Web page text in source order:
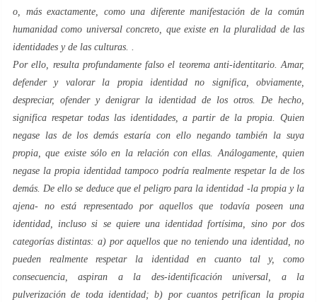
o, más exactamente, como una diferente manifestación de la común
humanidad como universalconcreto, que existe en la pluralidad de las
identidades y de las culturas. .
Por ello, resulta profundamente falso el teorema anti-identitario. Amar,
defender y valorar la propia identidad no significa, obviamente,
despreciar, ofender y denigrar la identidad de los otros. De hecho,
significa respetar todas las identidades, a partir de la propia. Quien
negase las de los demás estaría con ello negando también la suya
propia, que existe sólo en la relación con ellas. Análogamente, quien
negase la propia identidad tampoco podría realmente respetar la de los
demás. De ello se deduce que el peligro para la identidad -la propia y la
ajena- no está representado por aquellos que todavía poseen una
identidad, incluso si se quiere una identidad fortísima, sino por dos
categorías distintas: a) por aquellos que no teniendo una identidad, no
pueden realmente respetar la identidad en cuanto tal y, como
consecuencia, aspiran a la des-identificación universal, a la
pulverización de toda identidad; b) por cuantos petrifican la propia